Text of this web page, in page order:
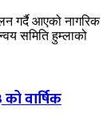
गर्दै आएको नागरिक
समिति हुम्लाको
वार्षिक